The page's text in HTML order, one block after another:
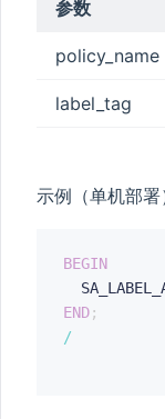
参数
policy_name
label_tag
示例（单机部署
BEGIN
END;
/